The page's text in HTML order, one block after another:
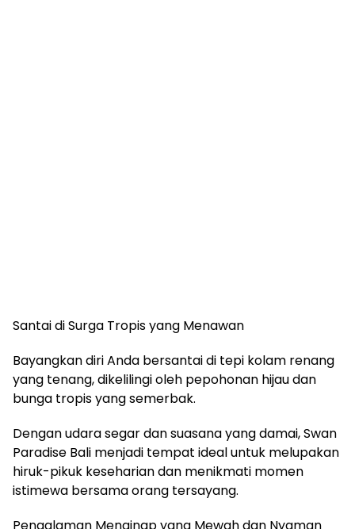
Santai di Surga Tropis yang Menawan
Bayangkan diri Anda bersantai di tepi kolam renang
yang tenang, dikelilingi oleh pepohonan hijau dan
bunga tropis yang semerbak.
Dengan udara segar dan suasana yang damai, Swan
Paradise Bali menjadi tempat ideal untuk melupakan
hiruk-pikuk keseharian dan menikmati momen
istimewa bersama orang tersayang.